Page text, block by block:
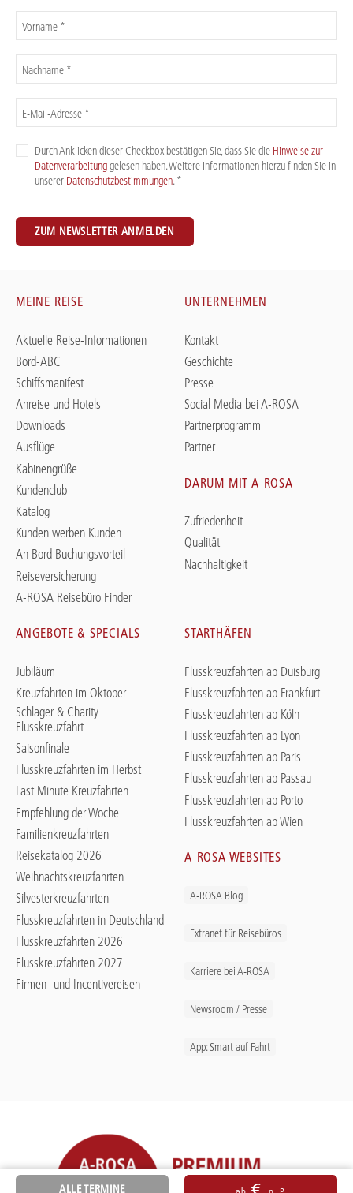
ALLE TERMINE €
Vorname *
Nachname *
E-Mail-Adresse *
Durch Anklicken dieser Checkbox bestätigen Sie, dass Sie die Hinweise zur
Datenverarbeitunggelesen haben. Weitere Informationen hierzu finden Sie in
unserer Datenschutzbestimmungen. *
ZUM NEWSLETTER ANMELDEN
MEINE REISE
Aktuelle Reise-Informationen
Bord-ABC
Schiffsmanifest
Anreise und Hotels
Downloads
Ausflüge
Kabinengrüße
Kundenclub
Katalog
Kunden werben Kunden
An Bord Buchungsvorteil
Reiseversicherung
A-ROSA Reisebüro Finder
UNTERNEHMEN
Kontakt
Geschichte
Presse
Social Media bei A-ROSA
Partnerprogramm
Partner
DARUM MIT A-ROSA
Zufriedenheit
Qualität
Nachhaltigkeit
ANGEBOTE & SPECIALS
Jubiläum
Kreuzfahrten im Oktober
Schlager & Charity
Flusskreuzfahrt
Saisonfinale
Flusskreuzfahrten im Herbst
Last Minute Kreuzfahrten
Empfehlung der Woche
Familienkreuzfahrten
Reisekatalog 2026
Weihnachtskreuzfahrten
Silvesterkreuzfahrten
Flusskreuzfahrten in Deutschland
Flusskreuzfahrten 2026
Flusskreuzfahrten 2027
Firmen- und Incentivereisen
STARTHÄFEN
Flusskreuzfahrten ab Duisburg
Flusskreuzfahrten ab Frankfurt
Flusskreuzfahrten ab Köln
Flusskreuzfahrten ab Lyon
Flusskreuzfahrten ab Paris
Flusskreuzfahrten ab Passau
Flusskreuzfahrten ab Porto
Flusskreuzfahrten ab Wien
A-ROSA WEBSITES
A-ROSA Blog
Extranet für Reisebüros
Karriere bei A-ROSA
Newsroom / Presse
App: Smart auf Fahrt